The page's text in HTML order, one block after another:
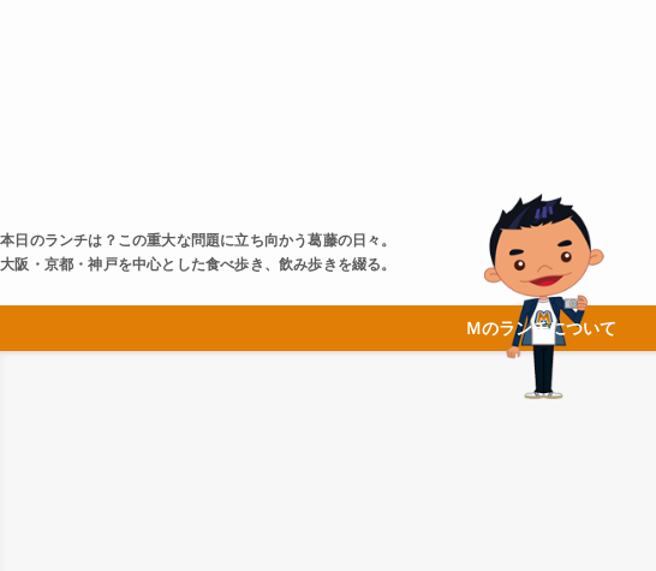
本日のランチは？この重大な問題に立ち向かう葛藤の日々。
大阪・京都・神戸を中心とした食べ歩き、飲み歩きを綴る。
Ｍのランチについて